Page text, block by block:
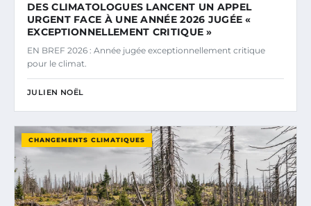
DES CLIMATOLOGUES LANCENT UN APPEL
URGENT FACE À UNE ANNÉE 2026 JUGÉE «
EXCEPTIONNELLEMENT CRITIQUE »
EN BREF 2026 : Année jugée exceptionnellement critique
pour le climat.
JULIEN NOËL
CHANGEMENTS CLIMATIQUES